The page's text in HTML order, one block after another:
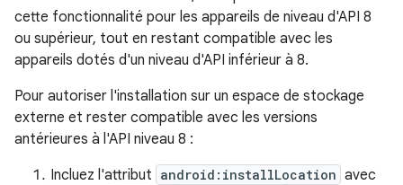
cette fonctionnalité pour les appareils de niveau d'API 8
ou supérieur, tout en restant compatible avec les
appareils dotés d'un niveau d'API inférieur à 8.
Pour autoriser l'installation sur un espace de stockage
externe et rester compatible avec les versions
antérieures à l'API niveau 8 :
Incluez l'attribut android:installLocation avec